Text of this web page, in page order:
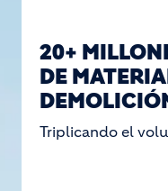
20+
DE
Triplicando el